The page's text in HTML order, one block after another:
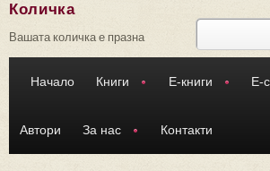
Търси
Количка
Вашата количка е празна
Начало Книги Е-книги Е-
Автори За нас Контакти